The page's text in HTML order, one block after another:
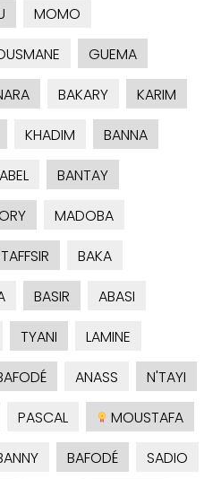
MOMO
GUEMA
BAKARY
KARIM
KHADIM
BANNA
ABEL
BANTAY
MADOBA
TAFFSIR
BAKA
BASIR
ABASI
TYANI
LAMINE
ANASS
N'TAYI
PASCAL
MOUSTAFA
BAFODÉ
SADIO